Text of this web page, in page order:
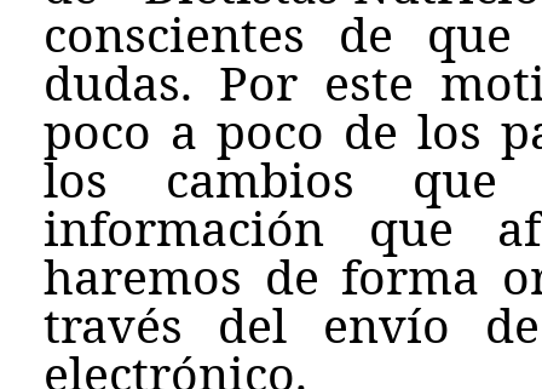
conscientes de
dudas. Por este
poco a poco de los
los cambios
información que
haremos de forma
través del envío
electrónico.